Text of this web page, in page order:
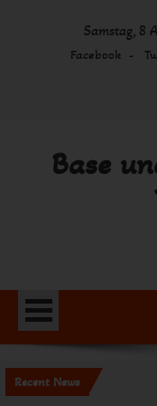
Samstag, 8
Facebook
Base
Recent News